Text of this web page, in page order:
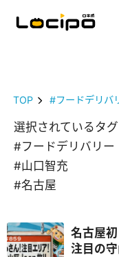
TOP #フードデリバ
選択されているタグ
#フードデリバリー
#山口智充
#名古屋
名古屋
注目の